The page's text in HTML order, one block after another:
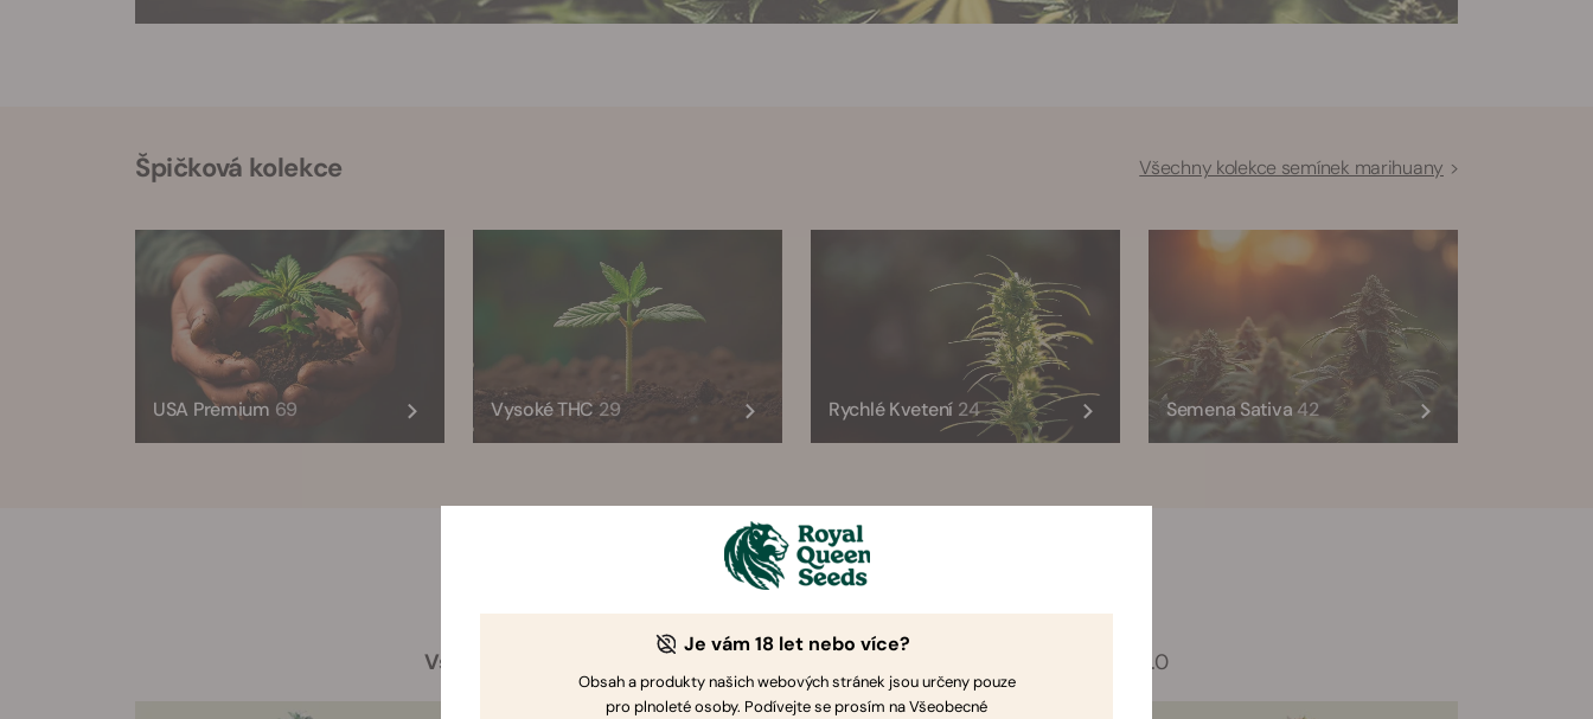
Špičková kolekce Všechny kolekce semínek marihuany
USA Premium 69 Vysoké THC 29 Rychlé Kvetení 24 Semena Sativa 42
Doporučeno RQS
Vše Samonakvetaci Tyson 2.0
Je vám 18 let nebo více?
Obsah a produkty našich webových stránek jsou určeny pouze
pro plnoleté osoby. Podívejte se prosím na Všeobecné